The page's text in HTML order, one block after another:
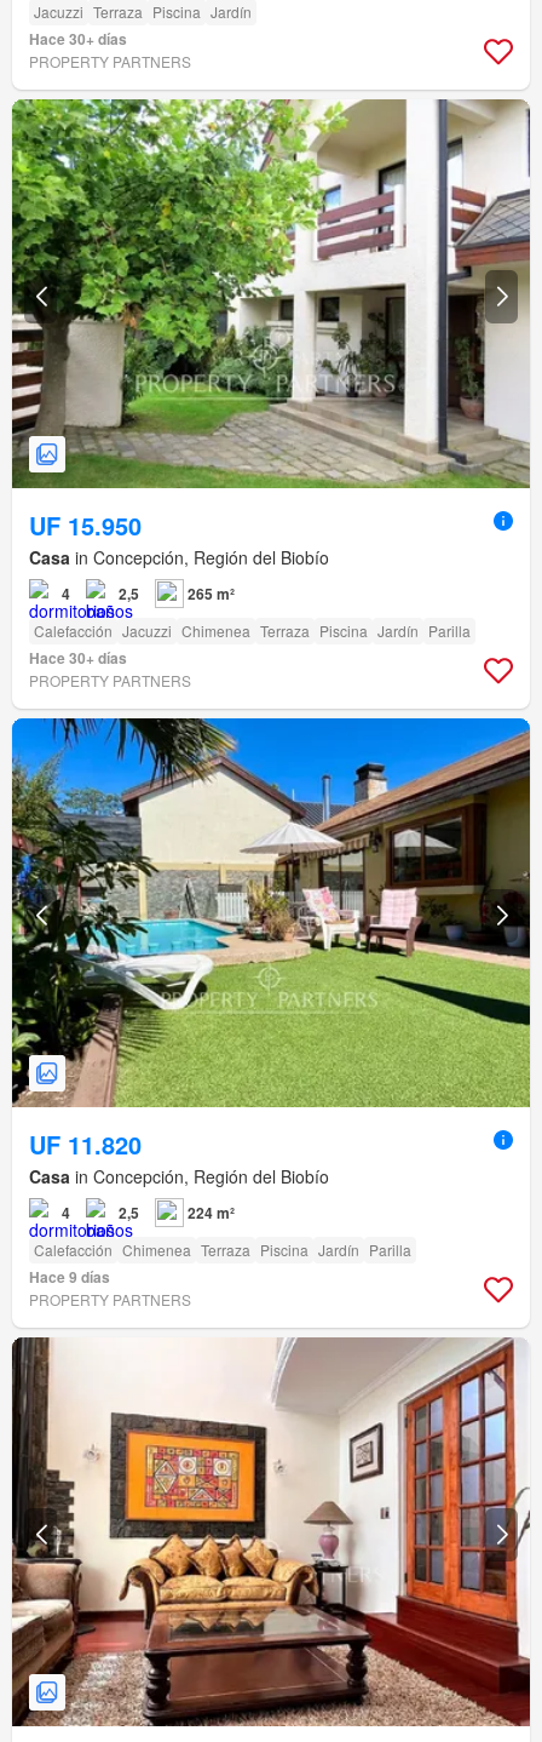
Jacuzzi Terraza Piscina Jardín
Hace 30+ días
PROPERTY PARTNERS
UF 15.950
Casa in Concepción, Región del Biobío
4 2,5 265 m²
Calefacción Jacuzzi Chimenea Terraza Piscina Jardín Parilla
Hace 30+ días
PROPERTY PARTNERS
UF 11.820
Casa in Concepción, Región del Biobío
4 2,5 224 m²
Calefacción Chimenea Terraza Piscina Jardín Parilla
Hace 9 días
PROPERTY PARTNERS